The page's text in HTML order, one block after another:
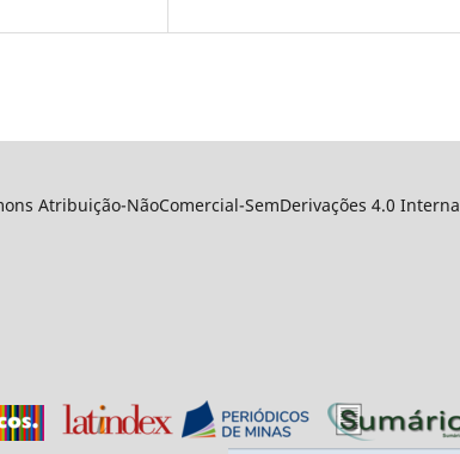
Atribuição-NãoComercial-SemDerivações 4.0